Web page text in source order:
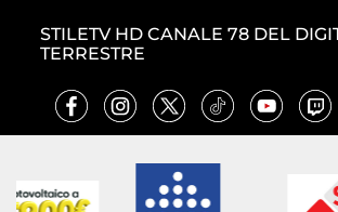
STILETV HD CANALE 78 DEL
TERRESTRE